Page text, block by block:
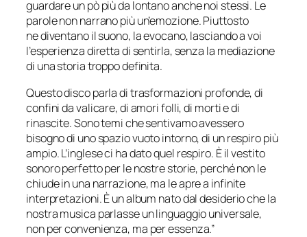
guardare un pò più da lontano anche noi stessi. Le
parole non narrano più un’emozione. Piuttosto
ne diventano il suono, la evocano, lasciando a voi
l’esperienza diretta di sentirla, senza la mediazione
di una storia troppo definita.
Questo disco parla di trasformazioni profonde, di
confini da valicare, di amori folli, di morti e di
rinascite. Sono temi che sentivamo avessero
bisogno di uno spazio vuoto intorno, di un respiro più
ampio. L’inglese ci ha dato quel respiro. È il vestito
sonoro perfetto per le nostre storie, perché non le
chiude in una narrazione, ma le apre a infinite
interpretazioni. È un album nato dal desiderio che la
nostra musica parlasse un linguaggio universale,
non per convenienza, ma per essenza.”